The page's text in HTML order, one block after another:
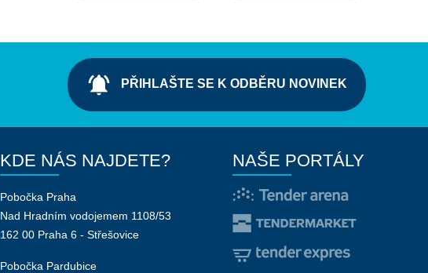
notifications_active PŘIHLAŠTE SE K ODBĚRU NOVINEK
KDE NÁS NAJDETE?
Pobočka Praha
Nad Hradním vodojemem 1108/53
162 00 Praha 6 - Střešovice
Pobočka Pardubice
NAŠE PORTÁLY